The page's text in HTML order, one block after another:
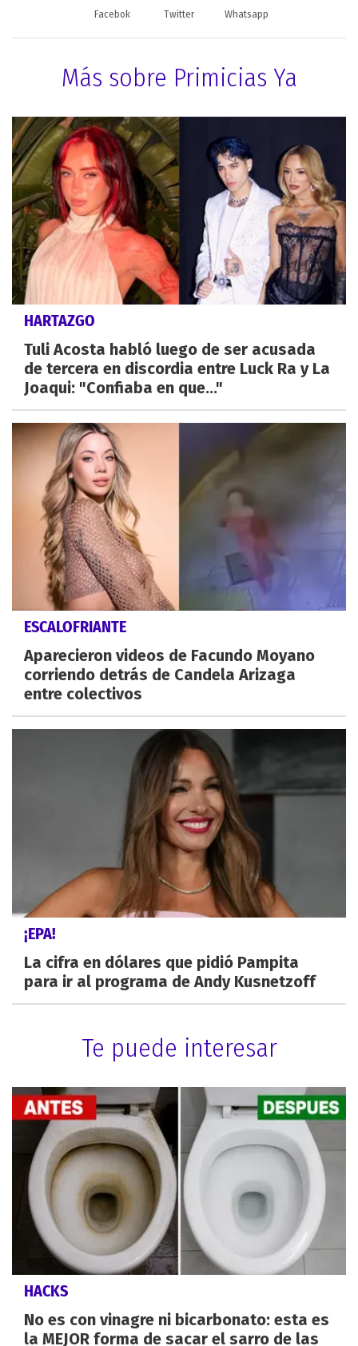
Facebok Twitter Whatsapp
Más sobre Primicias Ya
HARTAZGO
Tuli Acosta habló luego de ser acusada
de tercera en discordia entre Luck Ra y La
Joaqui: "Confiaba en que..."
ESCALOFRIANTE
Aparecieron videos de Facundo Moyano
corriendo detrás de Candela Arizaga
entre colectivos
¡EPA!
La cifra en dólares que pidió Pampita
para ir al programa de Andy Kusnetzoff
Te puede interesar
HACKS
No es con vinagre ni bicarbonato: esta es
la MEJOR forma de sacar el sarro de las